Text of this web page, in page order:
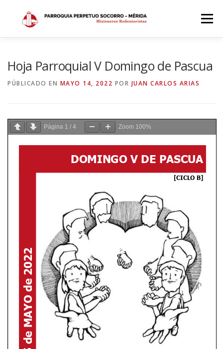
contenido
Menú
SACRAMENTOS CALENDARIO PARROQUIAL 2024
Hoja Parroquial V Domingo de Pascua
PÚBLICADO EN MAYO 14, 2022 POR JUAN CARLOS ARIAS
Página 1 / 4 Zoom 100%